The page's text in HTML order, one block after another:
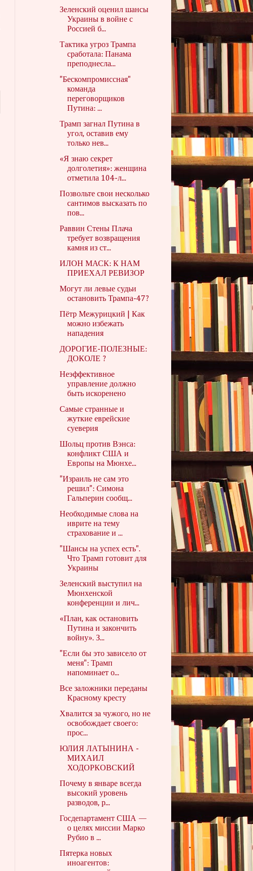
Зеленский оценил шансы
Украины в войне с
Россией б...
Тактика угроз Трампа
сработала: Панама
преподнесла...
"Бескомпромиссная"
команда
переговорщиков
Путина: ...
Трамп загнал Путина в
угол, оставив ему
только нев...
«Я знаю секрет
долголетия»: женщина
отметила 104-л...
Позвольте свои несколько
сантимов высказать по
пов...
Раввин Стены Плача
требует возвращения
камня из ст...
ИЛОН МАСК: К НАМ
ПРИЕХАЛ РЕВИЗОР
Могут ли левые судьи
остановить Трампа-47?
Пётр Межурицкий | Как
можно избежать
нападения
ДОРОГИЕ-ПОЛЕЗНЫЕ:
ДОКОЛЕ ?
Неэффективное
управление должно
быть искоренено
Самые странные и
жуткие еврейские
суеверия
Шольц против Вэнса:
конфликт США и
Европы на Мюнхе...
"Израиль не сам это
решил": Симона
Гальперин сообщ...
Необходимые слова на
иврите на тему
страхование и ...
"Шансы на успех есть".
Что Трамп готовит для
Украины
Зеленский выступил на
Мюнхенской
конференции и лич...
«План, как остановить
Путина и закончить
войну». З...
"Если бы это зависело от
меня": Трамп
напоминает о...
Все заложники переданы
Красному кресту
Хвалится за чужого, но не
освобождает своего:
прос...
ЮЛИЯ ЛАТЫНИНА -
МИХАИЛ
ХОДОРКОВСКИЙ
Почему в январе всегда
высокий уровень
разводов, р...
Госдепартамент США —
о целях миссии Марко
Рубио в ...
Пятерка новых
иноагентов: